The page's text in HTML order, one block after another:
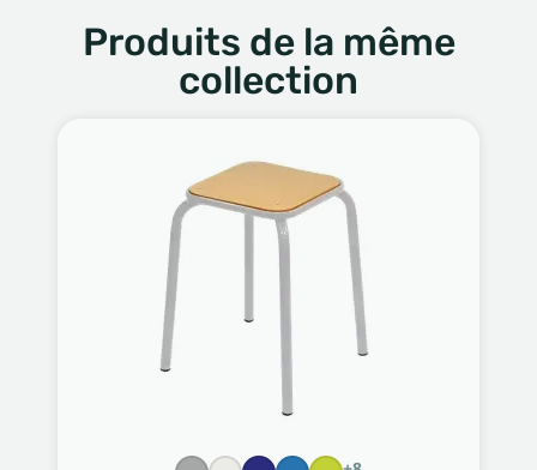
Produits de la même
collection